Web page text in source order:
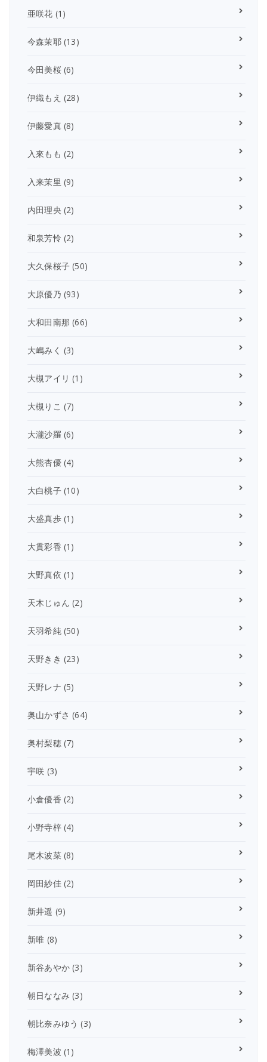
亜咲花 (1)
今森茉耶(13)
今田美桜(6)
伊織もえ (28)
伊藤愛真(8)
入來もも (2)
入来茉里 (9)
内田理央 (2)
和泉芳怜 (2)
大久保桜子 (50)
大原優乃 (93)
大和田南那 (66)
大嶋みく (3)
大槻アイリ (1)
大槻りこ (7)
大瀧沙羅 (6)
大熊杏優(4)
大白桃子(10)
大盛真歩(1)
大貫彩香 (1)
大野真依 (1)
天木じゅん (2)
天羽希純(50)
天野きき (23)
天野レナ (5)
奥山かずさ (64)
奥村梨穂(7)
宇咲 (3)
小倉優香 (2)
小野寺梓(4)
尾木波菜(8)
岡田紗佳(2)
新井遥 (9)
新唯 (8)
新谷あやか (3)
朝日ななみ (3)
朝比奈みゆう (3)
梅澤美波 (1)